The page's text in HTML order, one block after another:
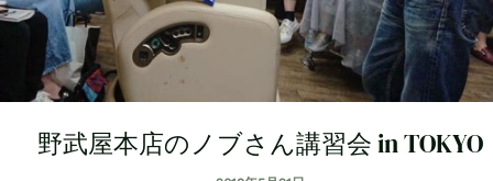
野武屋本店のノブさん講習会 in TOKYO